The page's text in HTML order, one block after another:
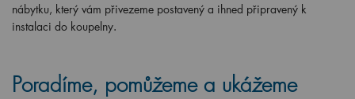
nábytku, který vám přivezeme postavený a ihned připravený k
instalaci do koupelny.
Poradíme, pomůžeme a ukážeme